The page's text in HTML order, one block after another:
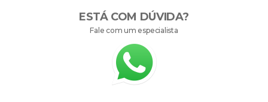
ESTÁ COM DÚVIDA?
Fale com um especialista